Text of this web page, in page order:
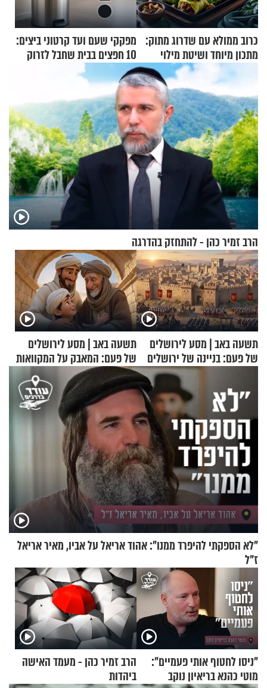
כרוב ממולא עם שדרוג מתוק:
מתכון מיוחד ושיטת מילוי
שאתם חייבים לנסות
מפקקי שעם ועד קרטוני ביצים:
10 חפצים בבית שחבל לזרוק
לפח
הרב זמיר כהן - להתחזק בהדרגה
תשעה באב | מסע לירושלים
של פעם: בניינה של ירושלים
תשעה באב | מסע לירושלים
של פעם: המאבק על המקוואות
"לא הספקתי להיפרד ממנו": אהוד אריאל על אביו, מאיר אריאל
ז"ל
"ניסו לחטוף אותי פעמיים":
מוטי כהנא בריאיון נוקב
הרב זמיר כהן - מעמד האישה
ביהדות